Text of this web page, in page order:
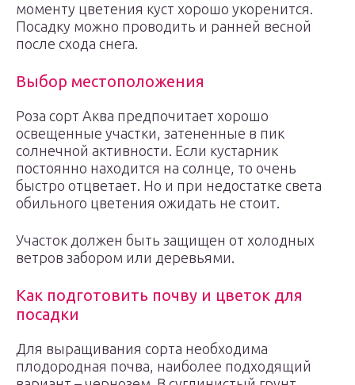
моменту цветения куст хорошо укоренится.
Посадку можно проводить и ранней весной
после схода снега.
Выбор местоположения
Роза сорт Аква предпочитает хорошо
освещенные участки, затененные в пик
солнечной активности. Если кустарник
постоянно находится на солнце, то очень
быстро отцветает. Но и при недостатке света
обильного цветения ожидать не стоит.
Участок должен быть защищен от холодных
ветров забором или деревьями.
Как подготовить почву и цветок для
посадки
Для выращивания сорта необходима
плодородная почва, наиболее подходящий